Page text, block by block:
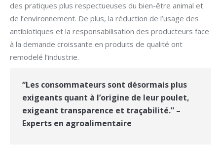
des pratiques plus respectueuses du bien-être animal et
de l’environnement. De plus, la réduction de l’usage des
antibiotiques et la responsabilisation des producteurs face
à la demande croissante en produits de qualité ont
remodelé l’industrie.
“Les consommateurs sont désormais plus
exigeants quant à l’origine de leur poulet,
exigeant transparence et traçabilité.” –
Experts en agroalimentaire